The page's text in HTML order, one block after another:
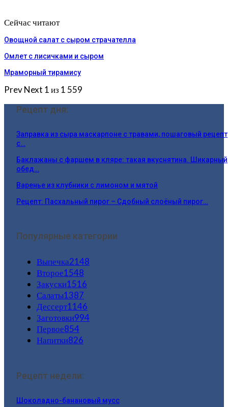
Сейчас читают
Овощной салат с сыром страчателла
Омлет с лисичками и сыром
Мраморный тирамису
PrevNext 1 из 1 559
Рецепт дня:
Заправка из сыра маскарпоне с травами, пошаговый рецепт
с…
Баклажаны с фаршем в кляре: такая вкуснятина. Шикарный
обед…
Варенье из клубники с лимоном и мятой
Рецепт: Пасхальный пирог – Сдобный слоёный пирог…
Популярные категории
Выпечка2148
Второе1548
Закуски1516
Салаты1387
Дессерт1146
Заготовки994
Первое854
Напитки826
Рецепт недели:
Шоколадно-банановый мусс